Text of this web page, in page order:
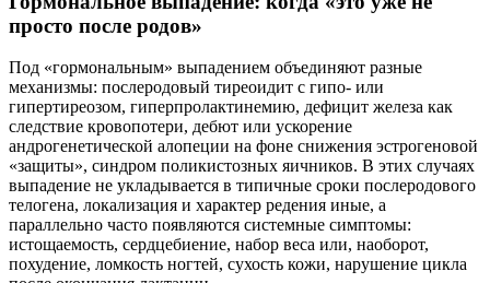
просто после родов»
Под «гормональным» выпадением объединяют разные
механизмы: послеродовый тиреоидит с гипо- или
гипертиреозом, гиперпролактинемию, дефицит железа как
следствие кровопотери, дебют или ускорение
андрогенетической алопеции на фоне снижения эстрогеновой
«защиты», синдром поликистозных яичников. В этих случаях
выпадение не укладывается в типичные сроки послеродового
телогена, локализация и характер редения иные, а
параллельно часто появляются системные симптомы:
истощаемость, сердцебиение, набор веса или, наоборот,
похудение, ломкость ногтей, сухость кожи, нарушение цикла